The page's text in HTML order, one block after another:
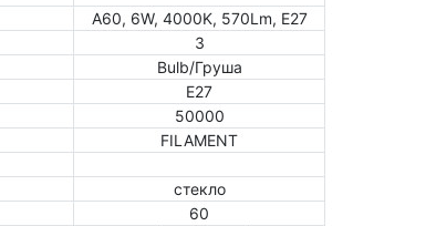
A60, 6W, 4000K, 570Lm, E27
3
Bulb/Груша
E27
50000
FILAMENT
стекло
60